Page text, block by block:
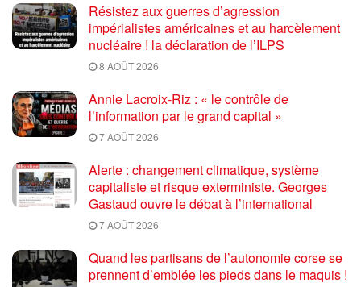
Résistez aux guerres d’agression
impérialistes américaines et au harcèlement
nucléaire ! la déclaration de l’ILPS
8 AOÛT 2026
Annie Lacroix-Riz : « le contrôle de
l’information par le grand capital »
7 AOÛT 2026
Alerte : changement climatique, système
capitaliste et risque exterministe. Georges
Gastaud ouvre le débat à l’international
7 AOÛT 2026
Quand les partisans de l’autonomie corse se
prennent d’emblée les pieds dans le maquis !